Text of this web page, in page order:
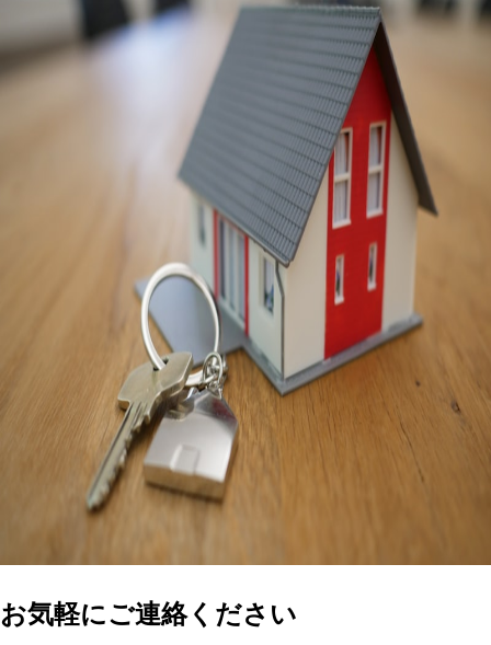
お気軽にご連絡ください